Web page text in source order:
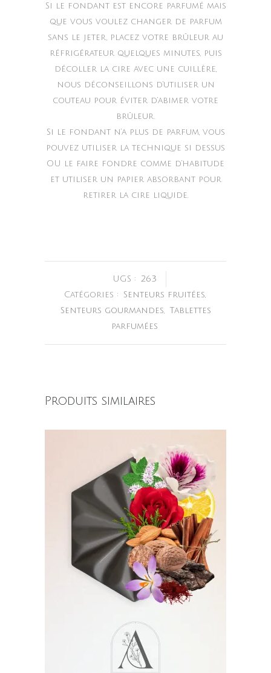
Si le fondant est encore parfumé mais
que vous voulez changer de parfum
sans le jeter, placez votre brûleur au
réfrigérateur quelques minutes, puis
décoller la cire avec une cuillère,
nous déconseillons d’utiliser un
couteau pour éviter d’abimer votre
brûleur.
Si le fondant n’a plus de parfum, vous
pouvez utiliser la technique si dessus
OU le faire fondre comme d’habitude
et utiliser un papier absorbant pour
retirer la cire liquide.
UGS :
263
Catégories :
Senteurs fruitées
Senteurs gourmandes
Tablettes
parfumées
Produits similaires